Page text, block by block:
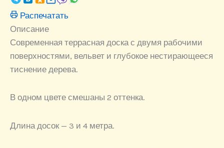
Распечатать
Описание
Современная террасная доска с двумя рабочими
поверхностями, вельвет и глубокое нестирающееся
тиснение дерева.
В одном цвете смешаны 2 оттенка.
Длина досок — 3 и 4 метра.